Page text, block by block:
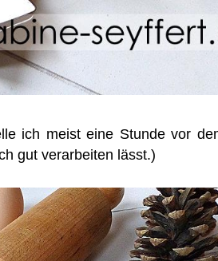
ich meist eine Stunde vor
gut verarbeiten lässt.)